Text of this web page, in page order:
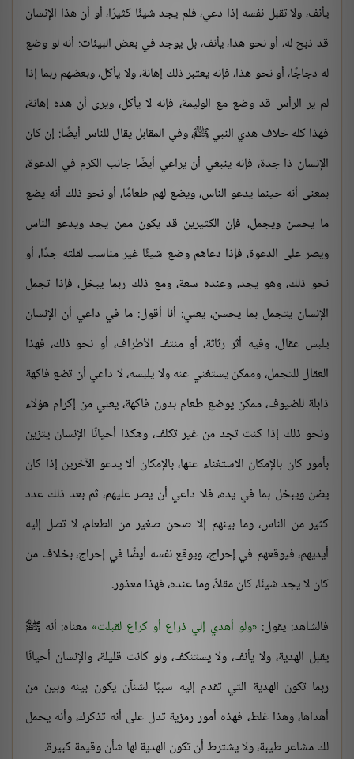
يأنف، ولا تقبل نفسه إذا دعي، فلم يجد شيئًا كثيرًا، أو أن هذا الإنسان
قد ذبح له، أو نحو هذا، يأنف، بل يوجد في بعض البيئات: أنه لو وضع
له دجاجًا، أو نحو هذا، فإنه يعتبر ذلك إهانة، ولا يأكل، وبعضهم ربما إذا
لم ير الرأس قد وضع مع الوليمة، فإنه لا يأكل، ويرى أن هذه إهانة،
فهذا كله خلاف هدي النبي ﷺ، وفي المقابل يقال للناس أيضًا: إن كان
الإنسان ذا جدة، فإنه ينبغي أن يراعي أيضًا جانب الكرم في الدعوة،
بمعنى أنه حينما يدعو الناس، ويضع لهم طعامًا، أو نحو ذلك أنه يضع
ما يحسن ويجمل، فإن الكثيرين قد يكون ممن يجد ويدعو الناس
ويصر على الدعوة، فإذا دعاهم وضع شيئًا غير مناسب لقلته جدًا، أو
نحو ذلك، وهو يجد، وعنده سعة، ومع ذلك ربما يبخل، فإذا تجمل
الإنسان يتجمل بما يحسن، يعني: أنا أقول: ما في داعي أن الإنسان
يلبس عقال، وفيه أثر رثاثة، أو منتف الأطراف، أو نحو ذلك، فهذا
العقال للتجمل، وممكن يستغني عنه ولا يلبسه، لا داعي أن تضع فاكهة
ذابلة للضيوف، ممكن يوضع طعام بدون فاكهة، يعني من إكرام هؤلاء
ونحو ذلك إذا كنت تجد من غير تكلف، وهكذا أحيانًا الإنسان يتزين
بأمور كان بالإمكان الاستغناء عنها، بالإمكان ألا يدعو الآخرين إذا كان
يضن ويبخل بما في يده، فلا داعي أن يصر عليهم، ثم بعد ذلك عدد
كثير من الناس، وما بينهم إلا صحن صغير من الطعام، لا تصل إليه
أيديهم، فيوقعهم في إحراج، ويوقع نفسه أيضًا في إحراج، بخلاف من
كان لا يجد شيئًا، كان مقلاً، وما عنده، فهذا معذور.
فالشاهد: يقول: ولو أهدي إلي ذراع أو كراع لقبلت معناه: أنه ﷺ
يقبل الهدية، ولا يأنف، ولا يستنكف، ولو كانت قليلة، والإنسان أحيانًا
ربما تكون الهدية التي تقدم إليه سببًا لشنآن يكون بينه وبين من
أهداها، وهذا غلط، فهذه أمور رمزية تدل على أنه تذكرك، وأنه يحمل
لك مشاعر طيبة، ولا يشترط أن تكون الهدية لها شأن وقيمة كبيرة.